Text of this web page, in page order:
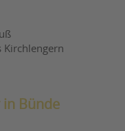
Kirchlengern
Bünde